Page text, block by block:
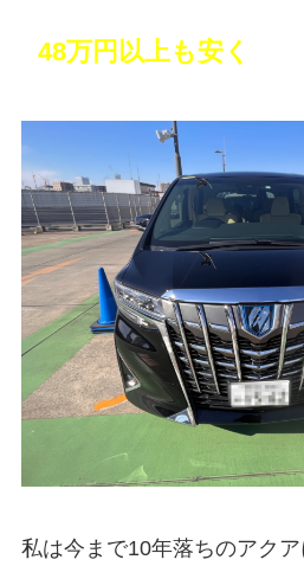
48万円以上も安く
私は今まで10年落ちのアクア